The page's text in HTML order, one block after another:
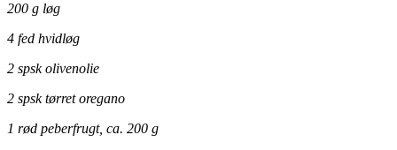
200 g løg
4 fed hvidløg
2 spsk olivenolie
2 spsk tørret oregano
1 rød peberfrugt, ca. 200 g